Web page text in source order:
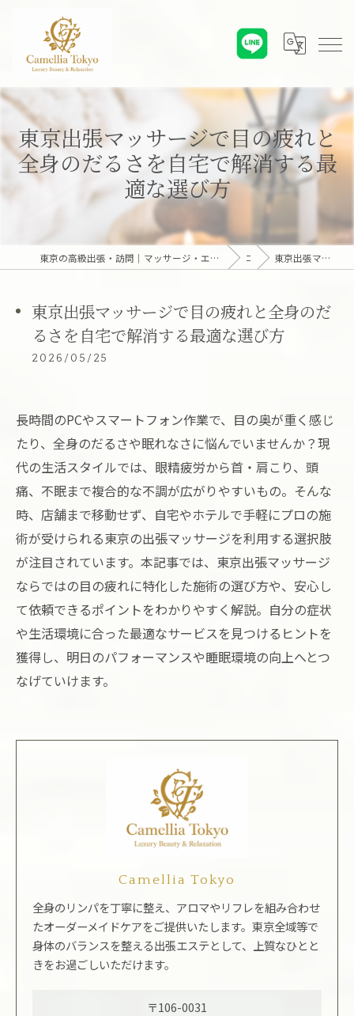
東京出張マッサージで目の疲れと
全身のだるさを自宅で解消する最
適な選び方
東京の高級出張・訪問｜マッサージ・エステ・オンライン心理カウンセリング｜六本木・麻布・赤坂・青山・白金・港区・東京23区｜アロマオイルとディープリンパで贅沢なひとときを「Camellia Tokyo（カメリア東京）」 コラム 東京出張マッサージで目の疲れと全身のだるさを自宅で解消する最適な選び方
東京出張マッサージで目の疲れと全身のだ
るさを自宅で解消する最適な選び方
2026/05/25
長時間のPCやスマートフォン作業で、目の奥が重く感じ
たり、全身のだるさや眠れなさに悩んでいませんか？現
代の生活スタイルでは、眼精疲労から首・肩こり、頭
痛、不眠まで複合的な不調が広がりやすいもの。そんな
時、店舗まで移動せず、自宅やホテルで手軽にプロの施
術が受けられる東京の出張マッサージを利用する選択肢
が注目されています。本記事では、東京出張マッサージ
ならではの目の疲れに特化した施術の選び方や、安心し
て依頼できるポイントをわかりやすく解説。自分の症状
や生活環境に合った最適なサービスを見つけるヒントを
獲得し、明日のパフォーマンスや睡眠環境の向上へとつ
なげていけます。
Camellia Tokyo
全身のリンパを丁寧に整え、アロマやリフレを組み合わせ
たオーダーメイドケアをご提供いたします。東京全域等で
身体のバランスを整える出張エステとして、上質なひとと
きをお過ごしいただけます。
〒106-0031